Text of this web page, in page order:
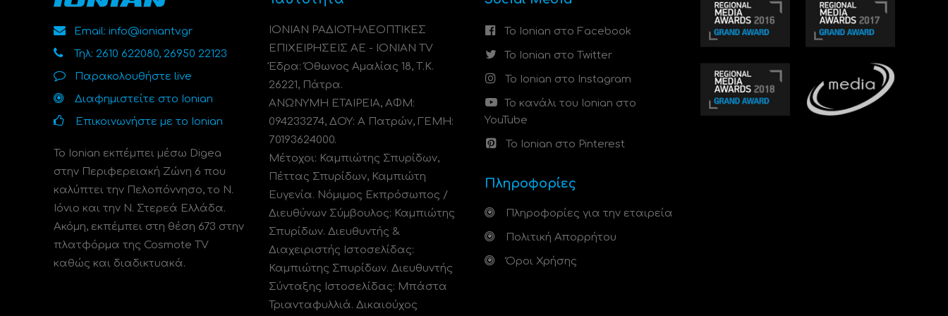
Email: info@ioniantv.gr
Τηλ: 2610 622080, 26950 22123
Παρακολουθήστε live
Διαφημιστείτε στο Ionian
Επικοινωνήστε με το Ionian
Το Ionian εκπέμπει μέσω Digea
στην Περιφερειακή Ζώνη 6 που
καλύπτει την Πελοπόννησο, το N.
Ιόνιο και την Ν. Στερεά Ελλάδα.
Ακόμη, εκπέμπει στη θέση 673 στην
πλατφόρμα της Cosmote TV
καθώς και διαδικτυακά.
ΙΟΝΙΑΝ ΡΑΔΙΟΤΗΛΕΟΠΤΙΚΕΣ
ΕΠΙΧΕΙΡΗΣΕΙΣ ΑΕ - IONIAN TV
Έδρα: Όθωνος Αμαλίας 18, Τ.Κ.
26221, Πάτρα.
ΑΝΩΝΥΜΗ ΕΤΑΙΡΕΙΑ, ΑΦΜ:
094233274, ΔΟΥ: A Πατρών, ΓΕΜΗ:
70193624000.
Μέτοχοι: Καμπιώτης Σπυρίδων,
Πέττας Σπυρίδων, Καμπιώτη
Ευγενία. Νόμιμος Εκπρόσωπος /
Διευθύνων Σύμβουλος: Καμπιώτης
Σπυρίδων. Διευθυντής &
Διαχειριστής Ιστοσελίδας:
Καμπιώτης Σπυρίδων. Διευθυντής
Σύνταξης Ιστοσελίδας: Μπάστα
Τριανταφυλλιά. Δικαιούχος
Το Ionian στο Facebook
Το Ionian στο Twitter
Το Ionian στο Instagram
Το κανάλι του Ionian στο
YouTube
Το Ionian στο Pinterest
Πληροφορίες
Πληροφορίες για την εταιρεία
Πολιτική Απορρήτου
Όροι Χρήσης